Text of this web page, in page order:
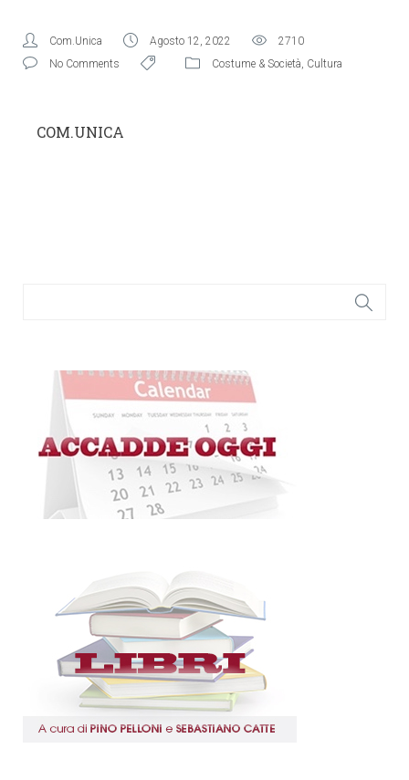
Com.Unica Agosto 12, 2022
2710
No Comments
Costume & Società Cultura
COM.UNICA